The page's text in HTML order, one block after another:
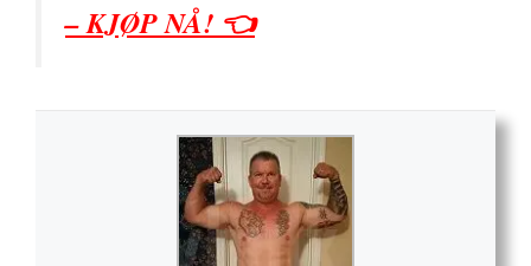
– KJØP NÅ! 👈